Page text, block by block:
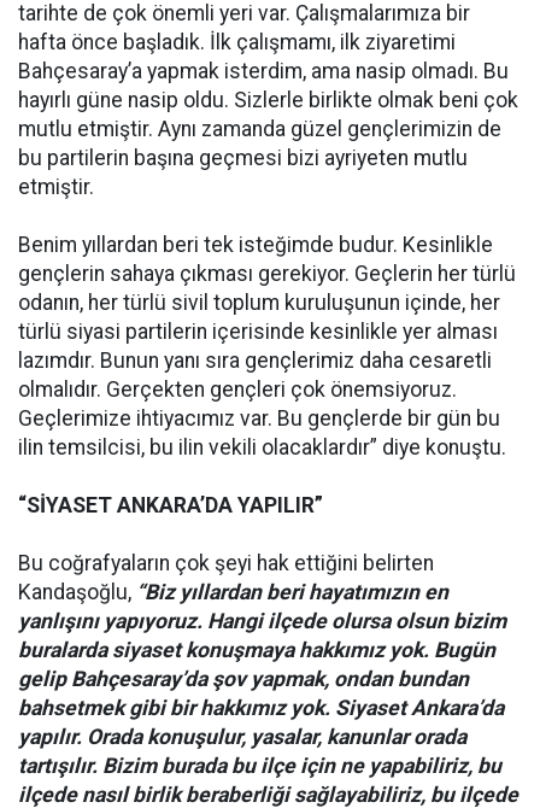
tarihte de çok önemli yeri var. Çalışmalarımıza bir
hafta önce başladık. İlk çalışmamı, ilk ziyaretimi
Bahçesaray’a yapmak isterdim, ama nasip olmadı. Bu
hayırlı güne nasip oldu. Sizlerle birlikte olmak beni çok
mutlu etmiştir. Aynı zamanda güzel gençlerimizin de
bu partilerin başına geçmesi bizi ayriyeten mutlu
etmiştir.
Benim yıllardan beri tek isteğimde budur. Kesinlikle
gençlerin sahaya çıkması gerekiyor. Geçlerin her türlü
odanın, her türlü sivil toplum kuruluşunun içinde, her
türlü siyasi partilerin içerisinde kesinlikle yer alması
lazımdır. Bunun yanı sıra gençlerimiz daha cesaretli
olmalıdır. Gerçekten gençleri çok önemsiyoruz.
Geçlerimize ihtiyacımız var. Bu gençlerde bir gün bu
ilin temsilcisi, bu ilin vekili olacaklardır” diye konuştu.
“SİYASET ANKARA’DA YAPILIR”
Bu coğrafyaların çok şeyi hak ettiğini belirten
Kandaşoğlu, “Biz yıllardan beri hayatımızın en
yanlışını yapıyoruz. Hangi ilçede olursa olsun bizim
buralarda siyaset konuşmaya hakkımız yok. Bugün
gelip Bahçesaray’da şov yapmak, ondan bundan
bahsetmek gibi bir hakkımız yok. Siyaset Ankara’da
yapılır. Orada konuşulur, yasalar, kanunlar orada
tartışılır. Bizim burada bu ilçe için ne yapabiliriz, bu
ilçede nasıl birlik beraberliği sağlayabiliriz, bu ilçede